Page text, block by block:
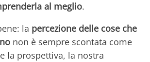
al meglio.
la percezione delle cose che
non è sempre scontata come
la prospettiva, la nostra